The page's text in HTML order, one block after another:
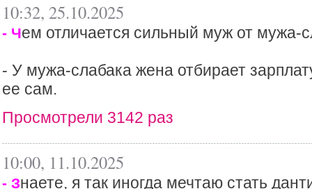
10:32, 25.10.2025
- Чем отличается сильный муж от мужа-
- У мужа-слабака жена отбирает
ее сам.
Просмотрели 3142 раз
10:00, 11.10.2025
- Знаете, я так иногда мечтаю стать